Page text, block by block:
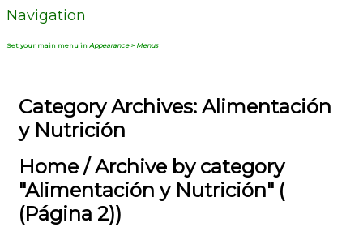
Navigation
Set your main menu in Appearance > Menus
Category Archives: Alimentación
y Nutrición
Home / Archive by category
"Alimentación y Nutrición" (
(Página 2))